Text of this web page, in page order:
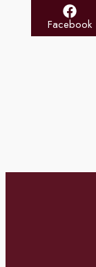
Facebook